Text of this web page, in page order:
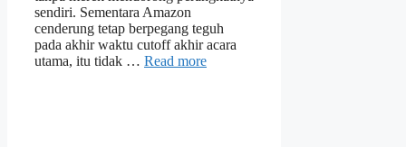
sendiri. Sementara Amazon
cenderung tetap berpegang teguh
pada akhir waktu cutoff akhir acara
utama, itu tidak … Read more